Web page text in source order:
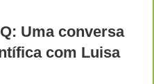
Uma conversa
com Luisa